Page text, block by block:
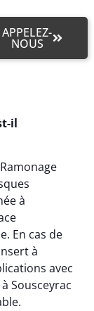
APPELEZ-
NOUS
il
à
En cas de
à
avec
Sousceyrac